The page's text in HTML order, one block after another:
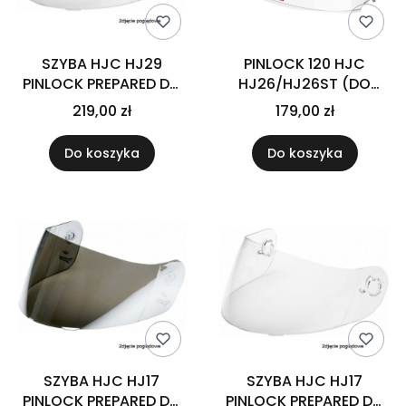
SZYBA HJC HJ29
PINLOCK PREPARED DO
KASKU RPHA-90 CLEAR
219,00 zł
Do koszyka
PINLOCK 120 HJC
HJ26/HJ26ST (DO
KASKU RPHA-11/RPHA-
70) CLEAR
179,00 zł
Do koszyka
SZYBA HJC HJ17
PINLOCK PREPARED DO
SZYBA HJC HJ17
PINLOCK PREPARED DO